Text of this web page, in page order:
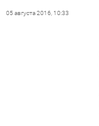
05 августа 2016, 10:33